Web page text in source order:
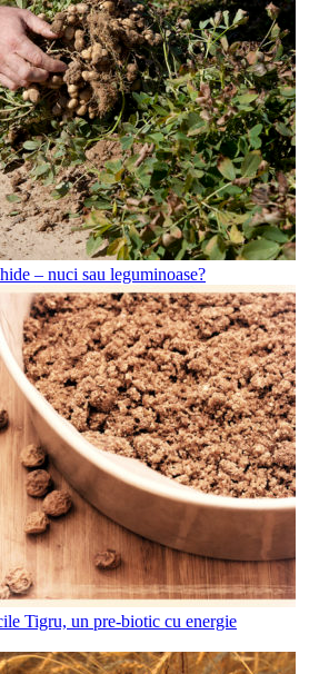
– nuci sau leguminoase?
Tigru, un pre-biotic cu energie